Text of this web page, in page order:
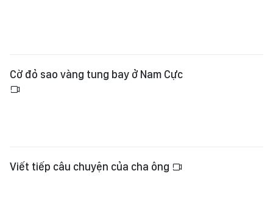
Cờ đỏ sao vàng tung bay ở Nam Cực
Viết tiếp câu chuyện của cha ông